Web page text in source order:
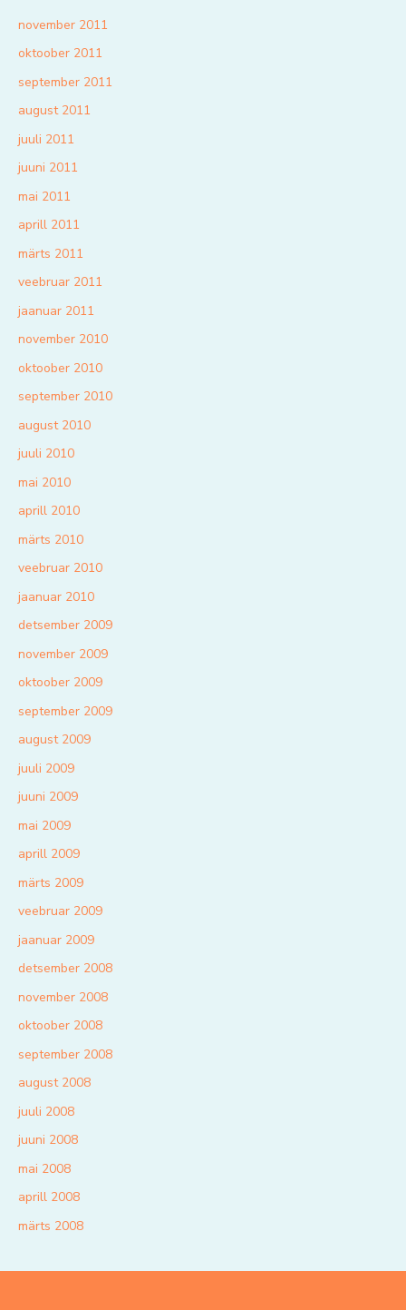
november 2011
oktoober 2011
september 2011
august 2011
juuli 2011
juuni 2011
mai 2011
aprill 2011
märts 2011
veebruar 2011
jaanuar 2011
november 2010
oktoober 2010
september 2010
august 2010
juuli 2010
mai 2010
aprill 2010
märts 2010
veebruar 2010
jaanuar 2010
detsember 2009
november 2009
oktoober 2009
september 2009
august 2009
juuli 2009
juuni 2009
mai 2009
aprill 2009
märts 2009
veebruar 2009
jaanuar 2009
detsember 2008
november 2008
oktoober 2008
september 2008
august 2008
juuli 2008
juuni 2008
mai 2008
aprill 2008
märts 2008